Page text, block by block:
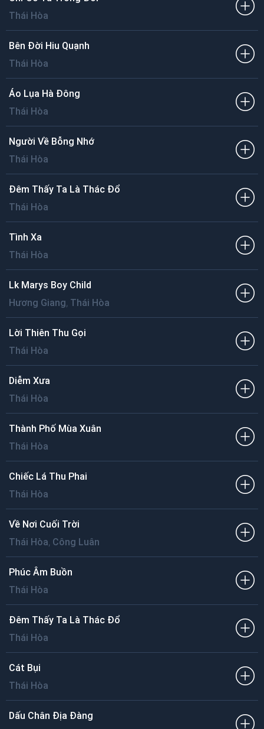
Thái Hòa
Bên Đời Hiu Quạnh
Thái Hòa
Áo Lụa Hà Đông
Thái Hòa
Người Về Bỗng Nhớ
Thái Hòa
Đêm Thấy Ta Là Thác Đổ
Thái Hòa
Tình Xa
Thái Hòa
Lk Marys Boy Child
Hương Giang, Thái Hòa
Lời Thiên Thu Gọi
Thái Hòa
Diễm Xưa
Thái Hòa
Thành Phố Mùa Xuân
Thái Hòa
Chiếc Lá Thu Phai
Thái Hòa
Về Nơi Cuối Trời
Thái Hòa, Công Luân
Phúc Âm Buồn
Thái Hòa
Đêm Thấy Ta Là Thác Đổ
Thái Hòa
Cát Bụi
Thái Hòa
Dấu Chân Địa Đàng